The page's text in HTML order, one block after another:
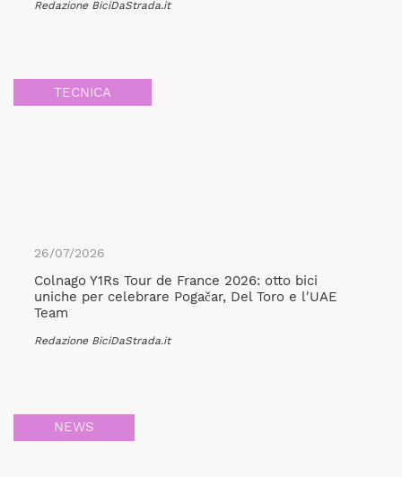
Redazione BiciDaStrada.it
TECNICA
26/07/2026
Colnago Y1Rs Tour de France 2026: otto bici
uniche per celebrare Pogačar, Del Toro e l'UAE
Team
Redazione BiciDaStrada.it
NEWS